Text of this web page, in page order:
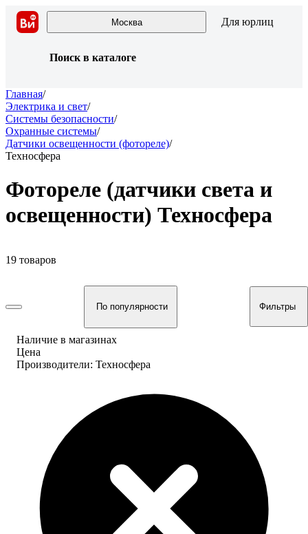
Москва Для юрлиц
Поиск в каталоге
Главная/
Электрика и свет/
Системы безопасности/
Охранные системы/
Датчики освещенности (фотореле)/
Техносфера
Фотореле (датчики света и
освещенности) Техносфера
19 товаров
По популярности Фильтры
Наличие в магазинах
Цена
Производители: Техносфера